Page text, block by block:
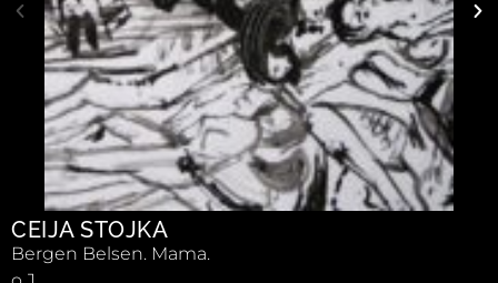
CEIJA STOJKA
Bergen Belsen. Mama.